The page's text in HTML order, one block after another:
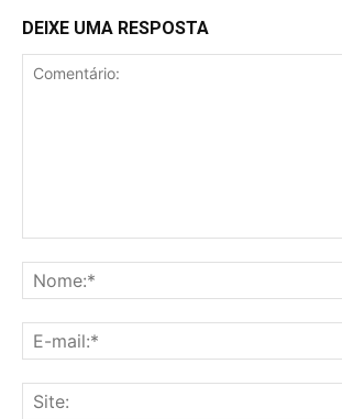
DEIXE UMA RESPOSTA